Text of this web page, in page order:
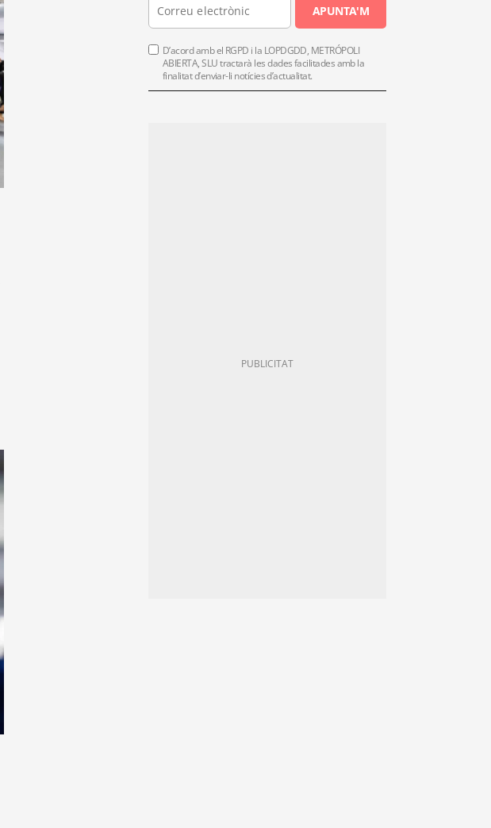
APUNTA'M
D’acord amb el RGPD i la LOPDGDD, METRÓPOLI
ABIERTA, SLU tractarà les dades facilitades amb la
finalitat d’enviar-li notícies d’actualitat.